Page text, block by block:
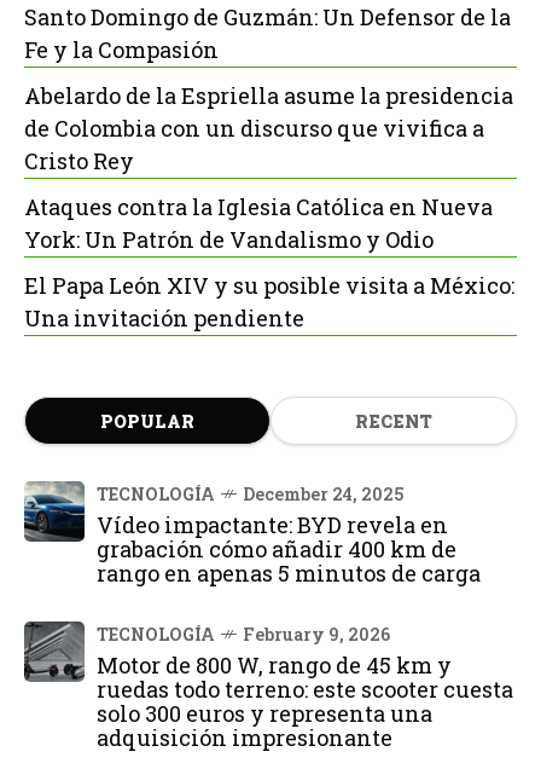
Santo Domingo de Guzmán: Un Defensor de la
Fe y la Compasión
Abelardo de la Espriella asume la presidencia
de Colombia con un discurso que vivifica a
Cristo Rey
Ataques contra la Iglesia Católica en Nueva
York: Un Patrón de Vandalismo y Odio
El Papa León XIV y su posible visita a México:
Una invitación pendiente
POPULAR RECENT
TECNOLOGÍA December 24, 2025
Vídeo impactante: BYD revela en
grabación cómo añadir 400 km de
rango en apenas 5 minutos de carga
TECNOLOGÍA February 9, 2026
Motor de 800 W, rango de 45 km y
ruedas todo terreno: este scooter cuesta
solo 300 euros y representa una
adquisición impresionante